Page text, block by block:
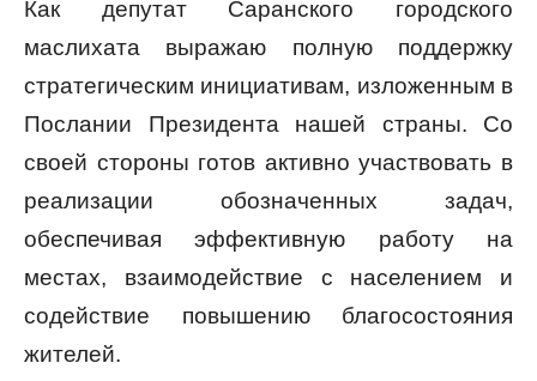
Как депутат Саранского городского
маслихата выражаю полную поддержку
стратегическим инициативам, изложенным в
Послании Президента нашей страны. Со
своей стороны готов активно участвовать в
реализации обозначенных задач,
обеспечивая эффективную работу на
местах, взаимодействие с населением и
содействие повышению благосостояния
жителей.